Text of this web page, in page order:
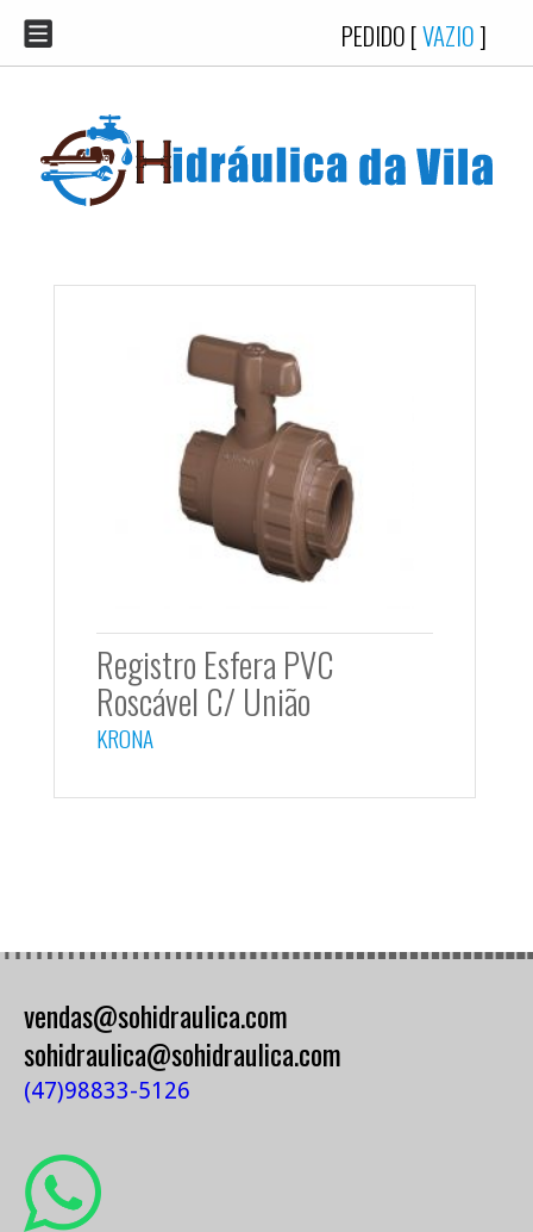
PEDIDO [VAZIO]
Registro Esfera PVC
Roscável C/ União
KRONA
vendas@sohidraulica.com
sohidraulica@sohidraulica.com
(47)98833-5126